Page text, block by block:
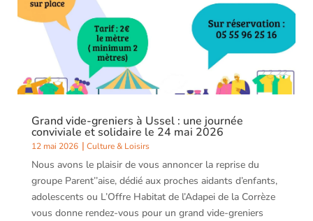
Grand vide-greniers à Ussel : une journée
conviviale et solidaire le 24 mai 2026
12 mai 2026 Culture & Loisirs
Nous avons le plaisir de vous annoncer la reprise du
groupe Parent’’aise, dédié aux proches aidants d’enfants,
adolescents ou L’Offre Habitat de l’Adapei de la Corrèze
vous donne rendez-vous pour un grand vide-greniers